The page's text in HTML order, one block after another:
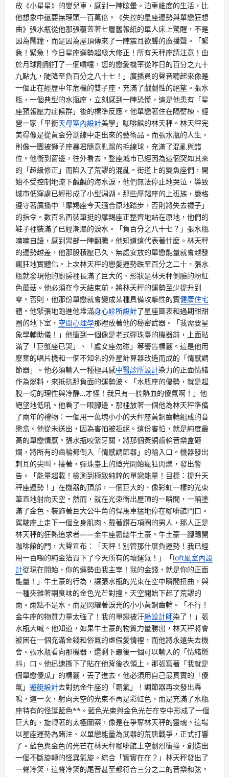
放《小星星》的嬰兒車，感到一陣眩暈。泊車維度的生活，比
他想象中還要無理頭一百萬倍。《失控的星座運勢與單戀狂想
曲》張水瓶從他那張覆蓋著七層舊報紙的單人床上驚醒，不是
因為鬧鐘，而是因為屋頂傳來了一陣震耳欲聾的廣播聲。「緊
急！緊急！今日星座運勢超級大修正！所有天秤座請注意！由
於月球剛剛打了一個噴嚏，您的戀愛機率從昨日的百分之九十
九點九，陡降至負百分之八十七！」廣播員的聲音聽起來像是
一個正在經歷中年危機的雙子座，充滿了戲劇性的絕望。張水
瓶，一個典型的水瓶座，立刻感到一陣恐慌，這是他患有「星
座預報壓力症候群」後的標準反應。他單戀著住在隔壁棟、經
營一家「平衡天母室內設計美學」咖啡館的林天秤。林天秤完
美得像是從黃金分割線中走出來的藝術品。而張水瓶的人生，
則像一團被獅子座暴君隨意亂踢的毛線球，充滿了混亂與錯
位。他衝到窗邊，往外看去。整座城市已經因為這個突如其來
的「超級修正」而陷入了荒謬的混亂。街道上的雙魚座們，開
始不受控制地流下鹹鹹的海水淚，他們無法停止地哭泣，導致
城市低窪處已經形成了小型潟湖。那些摩羯座的上班族，嚴格
遵守著廣播中「摩羯座今天適合原地踏步，否則將失去襪子」
的指令。數百名西裝筆挺的摩羯座正整齊地站在原地，他們的
鞋子裡裝滿了已經潮濕的淚水。「負百分之八十七？」張水瓶
喃喃自語，感到胃部一陣翻騰，他知道這代表著什麼。林天秤
的運勢越差，他那股積壓已久、無處安放的單戀能量就會越發
瘋狂地實體化。上次林天秤的戀愛運勢跌至百分之二十，張水
瓶就發現他的廚房裡長滿了巨大的、形狀是林天秤側臉的粉紅
色蘑菇。他必須在今天結束前，將林天秤的運勢至少提升到
零。否則，他那份單戀就會變成某種具備攻擊性的實健康住宅
體。他緊張地跑進他堆滿身心診所設計了星座圖表和過期甜甜
圈的地下室， 空間心理學那裡放著他的秘密武器。「我需要星
象學輔助儀！」他衝到一個像是老式彈珠臺的機器前，上面貼
滿了「巨蟹座已哭」、「處女座勿碰」等警告標籤。這是他用
廢棄的唱片機和一個不知名的外星計算器改造而成的「情感調
節器」。他必須輸入一種極具感中醫診所設計染力的正面情緒
作為燃料，來抵抗那負面的運勢波。「水瓶座的優勢，就是超
脫一切的理性與冷靜…才怪！我只有一腔熱血的傻氣啊！」他
絕望地低吼。他看了一眼腳邊。那裡放著一個他為林天秤準備
了兩年的禮物：一個用一萬塊小小的天秤座黃銅齒輪組成的音
樂盒。他從未送出，因為害怕被拒絕。這份害怕，就是純度最
高的單戀情感。張水瓶咬緊牙關，將那個黃銅齒輪音樂盒砸
爛，將所有的齒輪都倒入「情感調節器」的輸入口。機器發出
刺耳的尖叫，接著，彈珠臺上的燈光開始瘋狂閃爍，發出警
告。「能量超載！檢測到極致純粹的單戀能量！目標：提升天
秤座運勢！」在機器的頂部，一個巨大的、像彩虹一樣的光束
筆直地射向天空。然而，就在光束衝出屋頂的一瞬間，一輛塗
滿了金色、裝飾著巨大公牛角的悍馬車猛地停在咖啡館門口。
駕駛座上走下一個全身肌肉、戴著鑽石項圈的男人，那人正是
林天秤的狂熱追求者——金牛座霸總牛土豪。牛土豪一腳踢開
咖啡館的門，大聲宣布：「天秤！別管那什麼負運勢！我已經
用一百噸的純金箔買下了今天所有的壞運氣！」「loft風室內設
計從現在開始，你的運勢由我主宰！我的金錢，就是你的正面
能量！」牛土豪的行為，讓張水瓶的光束在空中瞬間扭曲，與
一種夾雜著銅臭味的金色光芒對撞。天空開始下起了荒謬的
雨。雨點不是水，而是閃耀著淚光的小小黃銅齒輪。「不行！
金牛座的物質力量太強了！我的單戀被汙綠設計師染了！」張
水瓶大喊。他知道，如果牛土豪的物質力量勝出，林天秤將會
被困在一個充滿金錢和俗氣的虛假愛情裡，而他將永遠失去機
會。張水瓶看向那機器，還剩下最後一個可以輸入的「情緒燃
料」口。他迅速撕下了貼在他背後衣領上，那張寫著「我就是
個單戀傻瓜」的標籤，丟了進去。他必須用自己最真實的「傻
氣」 遊艇設計去對抗金牛座的「霸氣」！調節器再次發出轟
鳴，這一次，射向天空的光束不再是彩虹色，而是充滿了水瓶
座特有的怪誕藍色**。藍色光束與金色光芒在空中形成了一個
巨大的、旋轉著的太極圖案，像是在爭奪林天秤的靈魂。這場
以星座運勢為賭注、以單戀能量為武器的荒唐戰爭，正式打響
了。藍色與金色的光芒在林天秤咖啡館上空劇烈衝撞，創造出
一個不斷旋轉的怪異氣旋。綜合「實實在在？」林天秤發出了
一聲冷笑，這聲冷笑的尾音甚至都符合三分之二的音樂和弦。